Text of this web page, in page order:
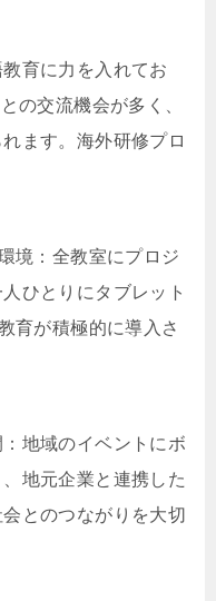
育に力を入れてお
の交流機会が多く、
ます。海外研修プロ
境：全教室にプロジ
ひとりにタブレット
育が積極的に導入さ
地域のイベントにボ
地元企業と連携した
とのつながりを大切